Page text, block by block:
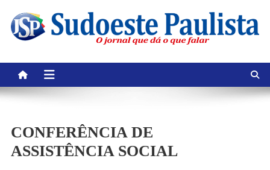
content
CONFERÊNCIA DE
ASSISTÊNCIA SOCIAL